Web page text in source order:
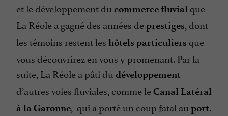
et le développement du commerce fluvial que
La Réole a gagné des années deprestiges, dont
les témoins restent les hôtels particuliers que
vous découvrirez en vous y promenant. Par la
suite, La Réole a pâti du développement
d’autres voies fluviales, comme leCanal Latéral
à la Garonne, qui a porté un coup fatal au port.